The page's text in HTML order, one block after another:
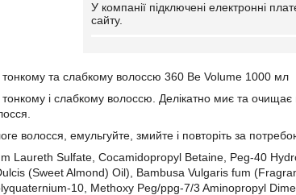
У компанії підключені електронні
сайту.
та слабкому волоссю 360 Be Volume 1000 мл
і слабкому волоссю. Делікатно миє та
волосся, емульгуйте, змийте і повторіть за
Laureth Sulfate, Cocamidopropyl Betaine, Peg-40
(Sweet Almond) Oil), Bambusa Vulgaris fum
10, Methoxy Peg/ppg-7/3 Aminopropyl